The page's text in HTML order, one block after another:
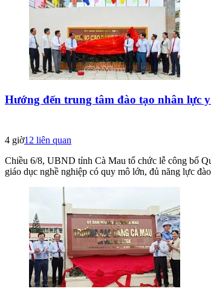
Hướng đến trung tâm đào tạo nhân lực
4 giờ12 liên quan
Chiều 6/8, UBND tỉnh Cà Mau tổ chức lễ công bố
giáo dục nghề nghiệp có quy mô lớn, đủ năng lực